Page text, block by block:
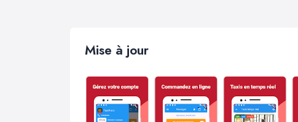
Mise à jour